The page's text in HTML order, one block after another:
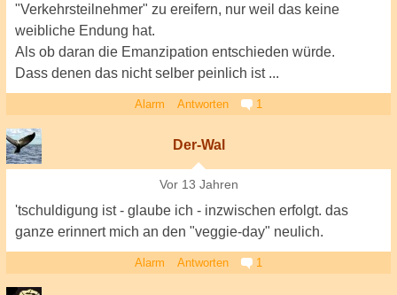
"Verkehrsteilnehmer" zu ereifern, nur weil das keine
weibliche Endung hat.
Als ob daran die Emanzipation entschieden würde.
Dass denen das nicht selber peinlich ist ...
Alarm Antworten 1
Der-Wal
Vor 13 Jahren
'tschuldigung ist - glaube ich - inzwischen erfolgt. das
ganze erinnert mich an den "veggie-day" neulich.
Alarm Antworten 1